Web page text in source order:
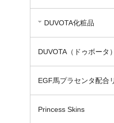
DUVOTA化粧品
DUVOTA（ドゥボータ
EGF馬プラセンタ配合
Princess Skins